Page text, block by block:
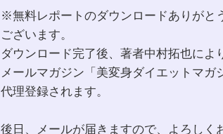
※無料レポートのダウンロードありがと
ございます。
ダウンロード完了後、著者中村拓也によ
メールマガジン「美変身ダイエットマガ
代理登録されます。
後日、メールが届きますので、よろしく